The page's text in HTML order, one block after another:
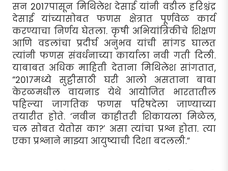
सन 2017पासून मिथिलेश देसाई यांनी वडील हरिश्चंद्र
देसाई यांच्यासोबत फणस क्षेत्रात पूर्णवेळ कार्य
करण्याचा निर्णय घेतला. कृषी अभियांत्रिकीचे शिक्षण
आणि वडलांचा प्रदीर्घ अनुभव यांची सांगड घालत
त्यांनी फणस संवर्धनाच्या कार्याला नवी गती दिली.
याबाबत अधिक माहिती देताना मिथिलेश सांगतात,
“2017मध्ये सुट्टीसाठी घरी आलो असताना बाबा
केरळमधील वायनाड येथे आयोजित भारतातील
पहिल्या जागतिक फणस परिषदेला जाण्याच्या
तयारीत होते. ‘नवीन काहीतरी शिकायला मिळेल,
चल सोबत येतोस का?’ असा त्यांचा प्रश्न होता. त्या
एका प्रश्नाने माझ्या आयुष्याची दिशा बदलली.“